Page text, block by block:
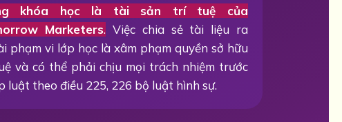
khóa học là tài sản trí tuệ của
Marketers. Việc chia sẻ tài liệu ra
phạm vi lớp học là xâm phạm quyền sở hữu
và có thể phải chịu mọi trách nhiệm trước
luật theo điều 225, 226 bộ luật hình sự.